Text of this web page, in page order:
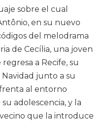
sobre el cual
en su nuevo
del melodrama
de Cecília, una joven
a Recife, su
junto a su
al entorno
adolescencia, y la
que la introduce